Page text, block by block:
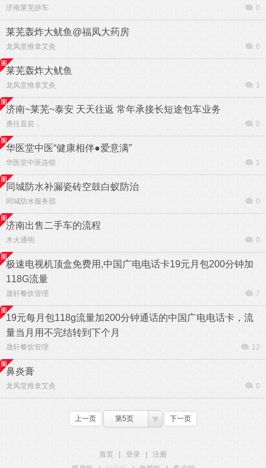
济南莱芜拼车 0
莱芜轰炸大鱿鱼@福凤大药房
龙凤堂推拿艾灸 0
莱芜轰炸大鱿鱼
龙凤堂推拿艾灸 1
济南~莱芜~泰安 天天往返 常年承接长短途包车业务
勇往直前， 0
华医堂中医“健康相伴●爱意满”
华医堂中医连锁 1
同城防水补漏瓷砖空鼓白蚁防治
同城防水服务部 0
济南出售二手车的流程
木火通明 0
极速电视机顶盒免费用,中国广电电话卡19元月包200分钟加
118G流量
晟轩餐饮管理 7
19元每月包118g流量加200分钟通话的中国广电电话卡，流
量当月用不完结转到下个月
晟轩餐饮管理 12
鼻炎膏
龙凤堂推拿艾灸 0
上一页 第5页 下一页
首页 登录
注册